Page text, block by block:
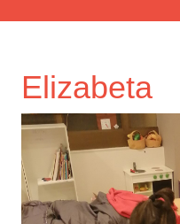
Elizabeta